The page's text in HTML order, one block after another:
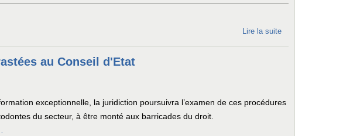
Lire la suite
Conseil
sur
au Conseil d'Etat
exceptionnelle, la juridiction poursuivra l’examen de ces procédures
du secteur, à être monté aux barricades du droit.